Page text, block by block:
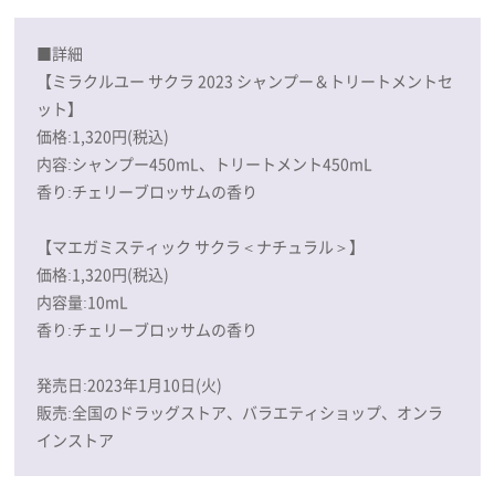
■詳細
【ミラクルユー サクラ 2023 シャンプー＆トリートメントセ
ット】
価格:1,320円(税込)
内容:シャンプー450mL、トリートメント450mL
香り:チェリーブロッサムの香り
【マエガミスティック サクラ＜ナチュラル＞】
価格:1,320円(税込)
内容量:10mL
香り:チェリーブロッサムの香り
発売日:2023年1月10日(火)
販売:全国のドラッグストア、バラエティショップ、オンラ
インストア